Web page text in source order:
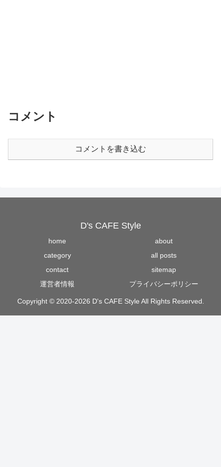
コメント
コメントを書き込む
D's CAFE Style
home
about
category
all posts
contact
sitemap
運営者情報
プライバシーポリシー
Copyright © 2020-2026 D's CAFE Style All Rights Reserved.